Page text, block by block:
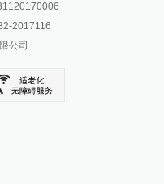
台
2017116
公司